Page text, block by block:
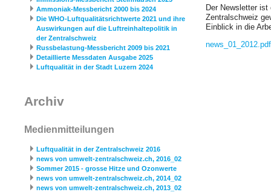
Ammoniak-Messbericht 2000 bis 2024
Die WHO-Luftqualitätsrichtwerte 2021 und ihre
Auswirkungen auf die Luftreinhaltepolitik in
der Zentralschweiz
Russbelastung-Messbericht 2009 bis 2021
Detaillierte Messdaten Ausgabe 2025
Luftqualität in der Stadt Luzern 2024
Archiv
Medienmitteilungen
Luftqualität in der Zentralschweiz 2016
news von umwelt-zentralschweiz.ch, 2016_02
Sommer 2015 - grosse Hitze und Ozonwerte
news von umwelt-zentralschweiz.ch, 2014_02
news von umwelt-zentralschweiz.ch, 2013_02
Der Newsletter
Zentralschweiz
Einblick in die
news_­01_­2012.pdf